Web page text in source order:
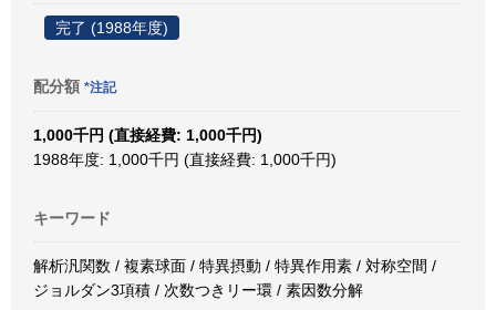
完了 (1988年度)
配分額 *注記
1,000千円 (直接経費: 1,000千円)
1988年度: 1,000千円 (直接経費: 1,000千円)
キーワード
解析汎関数 / 複素球面 / 特異摂動 / 特異作用素 / 対称空間 /
ジョルダン3項積 / 次数つきリー環 / 素因数分解